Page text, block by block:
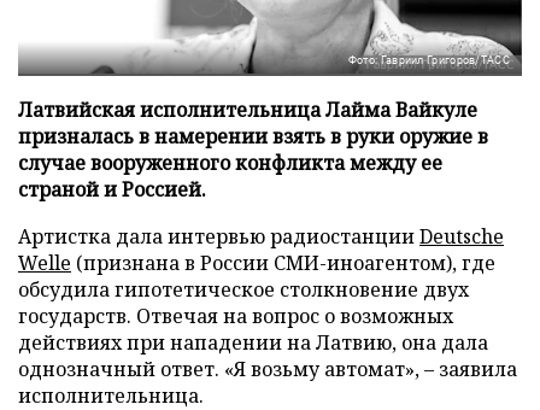
Фото: Гавриил Григоров/ТАСС
Латвийская исполнительница Лайма Вайкуле
призналась в намерении взять в руки оружие в
случае вооруженного конфликта между ее
страной и Россией.
Артистка дала интервью радиостанцииDeutsche
Welle (признана в России СМИ-иноагентом), где
обсудила гипотетическое столкновение двух
государств. Отвечая на вопрос о возможных
действиях при нападении на Латвию, она дала
однозначный ответ. «Я возьму автомат», – заявила
исполнительница.